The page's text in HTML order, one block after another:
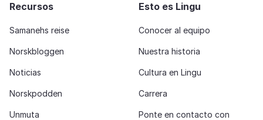
Recursos
Samanehs reise
Norskbloggen
Noticias
Norskpodden
Unmuta
Esto es Lingu
Conocer al equipo
Nuestra historia
Cultura en Lingu
Carrera
Ponte en contacto con